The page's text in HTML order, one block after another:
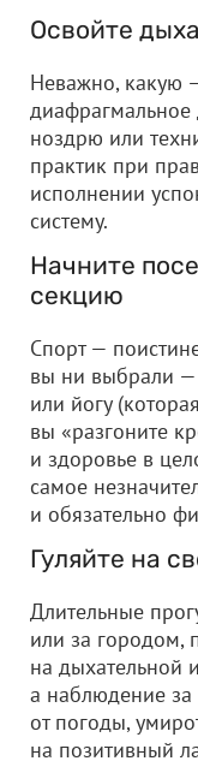
Освойте
Неважно, какую
ноздрю или
практик при
исполнении
систему.
Начните
секцию
Спорт —
вы ни выбрали —
или йогу
вы «разгоните
и здоровье в
самое
и обязательно
Гуляйте на
Длительные
или за городом,
на дыхательной
а наблюдение
от погоды,
на позитивный